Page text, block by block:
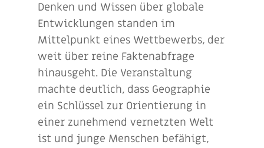
Denken und Wissen über globale
Entwicklungen standen im
Mittelpunkt eines Wettbewerbs, der
weit über reine Faktenabfrage
hinausgeht. Die Veranstaltung
machte deutlich, dass Geographie
ein Schlüssel zur Orientierung in
einer zunehmend vernetzten Welt
ist und junge Menschen befähigt,